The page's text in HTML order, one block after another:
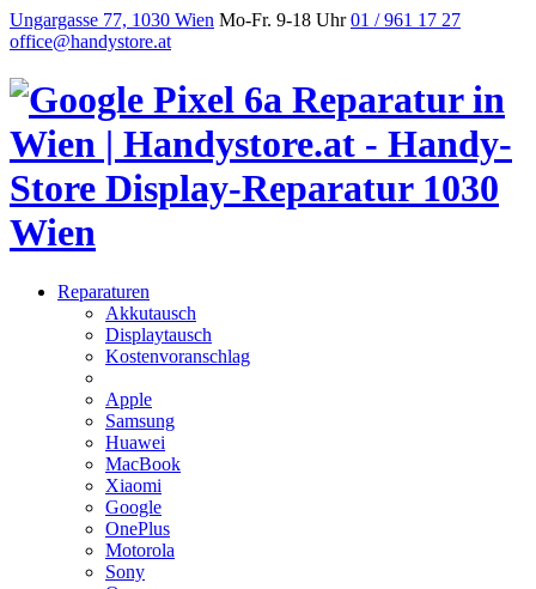
Ungargasse 77, 1030 Wien Mo-Fr. 9-18 Uhr 01 / 961 17 27
office@handystore.at
Reparaturen
Akkutausch
Displaytausch
Kostenvoranschlag
Apple
Samsung
Huawei
MacBook
Xiaomi
Google
OnePlus
Motorola
Sony